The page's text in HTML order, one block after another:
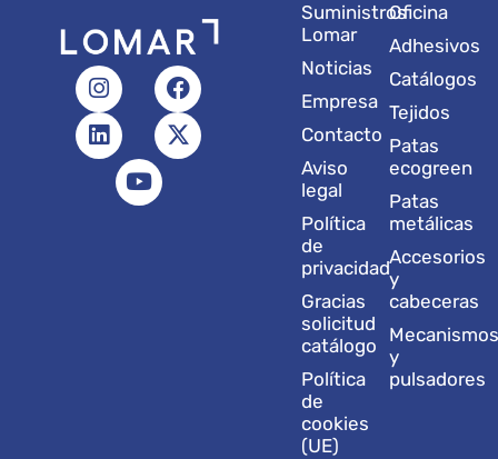
I
n
s
t
F
a
c
e
L
i
n
k
X
-
t
w
u
b
Suministros
Lomar
Noticias
Empresa
Contacto
Aviso
legal
Política
de
privacidad
Gracias
solicitud
catálogo
Política
de
cookies
(UE)
Oficina
Adhesivos
Catálogos
Tejidos
Patas
ecogreen
Patas
metálicas
Accesorios
y
cabeceras
y
pulsadores